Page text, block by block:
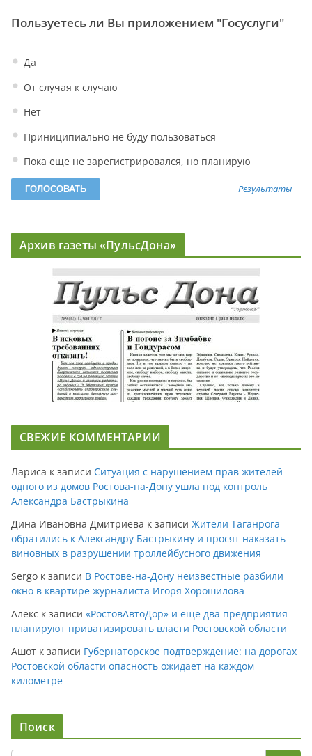
Пользуетесь ли Вы приложением "Госуслуги"
Да
От случая к случаю
Нет
Приниципиально не буду пользоваться
Пока еще не зарегистрировался, но планирую
Результаты
Архив газеты «ПульсДона»
СВЕЖИЕ КОММЕНТАРИИ
Лариса к записи Ситуация с нарушением прав жителей
одного из домов Ростова-на-Дону ушла под контроль
Александра Бастрыкина
Дина Ивановна Дмитриева к записи Жители Таганрога
обратились к Александру Бастрыкину и просят наказать
виновных в разрушении троллейбусного движения
Sergo к записи В Ростове-на-Дону неизвестные разбили
окно в квартире журналиста Игоря Хорошилова
Алекс к записи «РостовАвтоДор» и еще два предприятия
планируют приватизировать власти Ростовской области
Ашот к записи Губернаторское подтверждение: на дорогах
Ростовской области опасность ожидает на каждом
километре
Поиск